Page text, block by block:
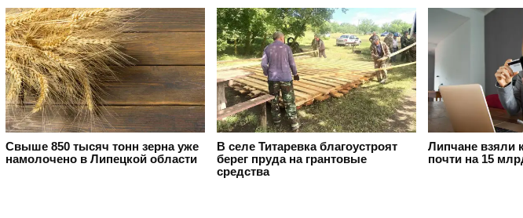
Свыше 850 тысяч тонн зерна уже
намолочено в Липецкой области
В селе Титаревка благоустроят
берег пруда на грантовые
средства
Липчане взяли
почти на 15